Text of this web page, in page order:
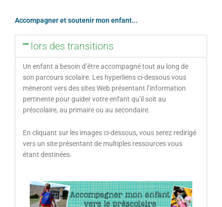
Accompagner et soutenir mon enfant...
lors des transitions
Un enfant a besoin d’être accompagné tout au long de
son parcours scolaire. Les hyperliens ci-dessous vous
mèneront vers des sites Web présentant l’information
pertinente pour guider votre enfant qu’il soit au
préscolaire, au primaire ou au secondaire.
En cliquant sur les images ci-dessous, vous serez redirigé
vers un site présentant de multiples ressources vous
étant destinées.